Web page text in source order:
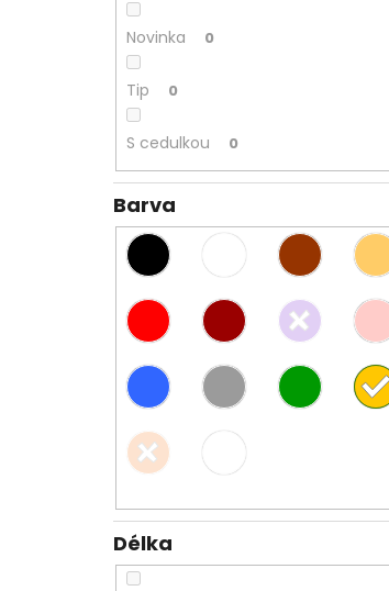
Novinka 0
Tip 0
S cedulkou 0
Barva
Délka